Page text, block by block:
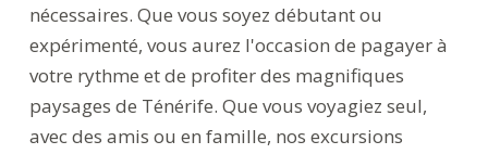
nécessaires. Que vous soyez débutant ou
expérimenté, vous aurez l'occasion de pagayer à
votre rythme et de profiter des magnifiques
paysages de Ténérife. Que vous voyagiez seul,
avec des amis ou en famille, nos excursions